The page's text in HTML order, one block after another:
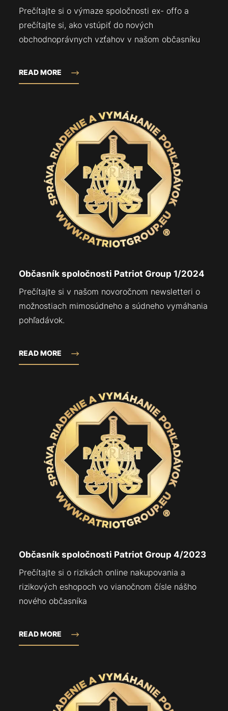
Prečítajte si o výmaze spoločnosti ex- offo a
prečítajte si, ako vstúpiť do nových
obchodnoprávnych vzťahov v našom občasníku
READ MORE
Občasník spoločnosti Patriot Group 1/2024
Prečítajte si v našom novoročnom newsletteri o
možnostiach mimosúdneho a súdneho vymáhania
pohľadávok.
READ MORE
Občasník spoločnosti Patriot Group 4/2023
Prečítajte si o rizikách online nakupovania a
rizikových eshopoch vo vianočnom čísle nášho
nového občasníka
READ MORE